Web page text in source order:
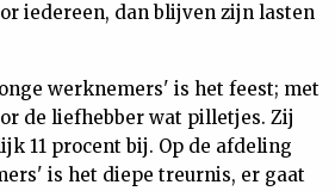
iedereen, dan blijven zijn lasten
werknemers' is het feest; met
de liefhebber wat pilletjes. Zij
11 procent bij. Op de afdeling
is het diepe treurnis, er gaat